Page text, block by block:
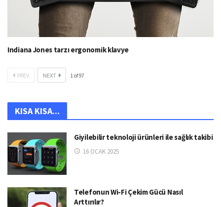
Indiana Jones tarzı ergonomik klavye
PREV NEXT 1of97
KISA KISA...
Giyilebilir teknoloji ürünleri ile sağlık takibi
16 OCAK 2025
Telefonun Wi-Fi Çekim Gücü Nasıl
Arttırılır?